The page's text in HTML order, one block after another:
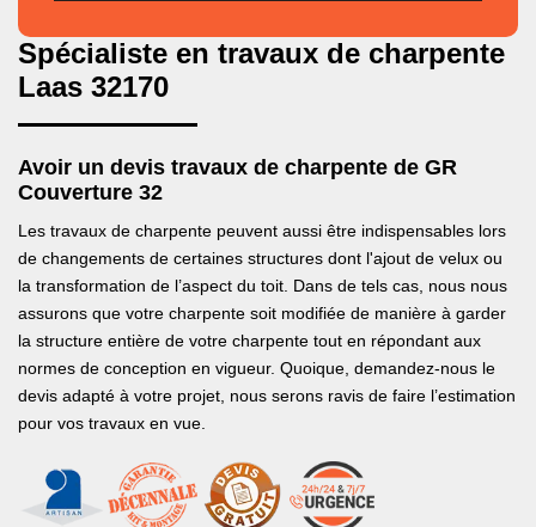
Spécialiste en travaux de charpente
Laas 32170
Avoir un devis travaux de charpente de GR
Couverture 32
Les travaux de charpente peuvent aussi être indispensables lors
de changements de certaines structures dont l'ajout de velux ou
la transformation de l’aspect du toit. Dans de tels cas, nous nous
assurons que votre charpente soit modifiée de manière à garder
la structure entière de votre charpente tout en répondant aux
normes de conception en vigueur. Quoique, demandez-nous le
devis adapté à votre projet, nous serons ravis de faire l’estimation
pour vos travaux en vue.